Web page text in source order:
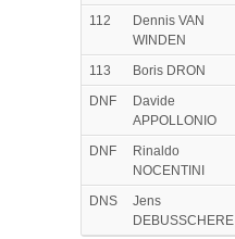
112
Dennis VAN
WINDEN
113 Boris DRON
DNF
Davide
APPOLLONIO
DNF
Rinaldo
NOCENTINI
DNS
Jens
DEBUSSCHERE